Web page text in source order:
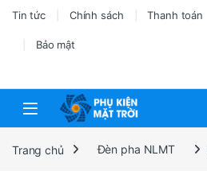
Tin tức Chính sách Thanh toán
Bảo mật
Trang chủ Đèn pha NLMT